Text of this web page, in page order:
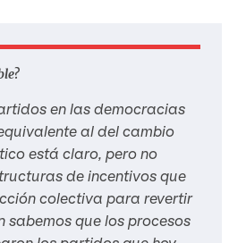
en las democracias
al del cambio
está claro, pero no
de incentivos que
colectiva para revertir
sabemos que los procesos